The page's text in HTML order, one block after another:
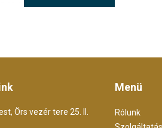
Örs vezér tere 25. II.
Menü
Rólunk